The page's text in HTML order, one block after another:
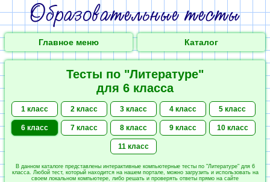
Главное меню Каталог
Тесты по "Литературе"
для 6 класса
1 класс 2 класс 3 класс 4 класс 5 класс
6 класс 7 класс 8 класс 9 класс 10 класс
11 класс
В данном каталоге представлены интерактивные компьютерные тесты по "Литературе" для 6
класса. Любой тест, который находится на нашем портале, можно загрузить и использовать на
своем локальном компьютере, либо решать и проверять ответы прямо на сайте